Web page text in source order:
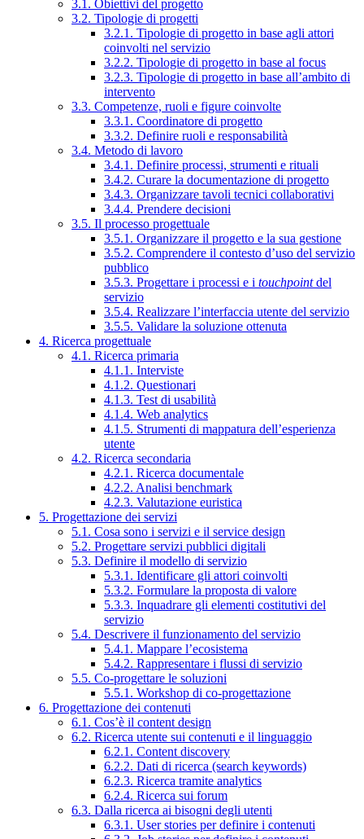
3.1. Obiettivi del progetto
3.2. Tipologie di progetti
3.2.1. Tipologie di progetto in base agli attori
coinvolti nel servizio
3.2.2. Tipologie di progetto in base al focus
3.2.3. Tipologie di progetto in base all’ambito di
intervento
3.3. Competenze, ruoli e figure coinvolte
3.3.1. Coordinatore di progetto
3.3.2. Definire ruoli e responsabilità
3.4. Metodo di lavoro
3.4.1. Definire processi, strumenti e rituali
3.4.2. Curare la documentazione di progetto
3.4.3. Organizzare tavoli tecnici collaborativi
3.4.4. Prendere decisioni
3.5. Il processo progettuale
3.5.1. Organizzare il progetto e la sua gestione
3.5.2. Comprendere il contesto d’uso del servizio
pubblico
3.5.3. Progettare i processi e i touchpointdel
servizio
3.5.4. Realizzare l’interfaccia utente del servizio
3.5.5. Validare la soluzione ottenuta
4. Ricerca progettuale
4.1. Ricerca primaria
4.1.1. Interviste
4.1.2. Questionari
4.1.3. Test di usabilità
4.1.4. Web analytics
4.1.5. Strumenti di mappatura dell’esperienza
utente
4.2. Ricerca secondaria
4.2.1. Ricerca documentale
4.2.2. Analisi benchmark
4.2.3. Valutazione euristica
5. Progettazione dei servizi
5.1. Cosa sono i servizi e il service design
5.2. Progettare servizi pubblici digitali
5.3. Definire il modello di servizio
5.3.1. Identificare gli attori coinvolti
5.3.2. Formulare la proposta di valore
5.3.3. Inquadrare gli elementi costitutivi del
servizio
5.4. Descrivere il funzionamento del servizio
5.4.1. Mappare l’ecosistema
5.4.2. Rappresentare i flussi di servizio
5.5. Co-progettare le soluzioni
5.5.1. Workshop di co-progettazione
6. Progettazione dei contenuti
6.1. Cos’è il content design
6.2. Ricerca utente sui contenuti e il linguaggio
6.2.1. Content discovery
6.2.2. Dati di ricerca (search keywords)
6.2.3. Ricerca tramite analytics
6.2.4. Ricerca sui forum
6.3. Dalla ricerca ai bisogni degli utenti
6.3.1. User stories per definire i contenuti